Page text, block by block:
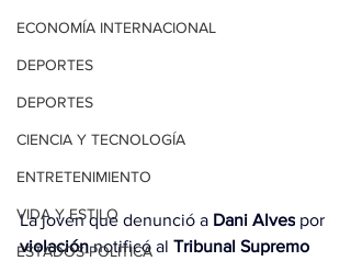
ECONOMÍA INTERNACIONAL
DEPORTES
DEPORTES
CIENCIA Y TECNOLOGÍA
ENTRETENIMIENTO
VIDA Y ESTILO
ESTADOS-POLÍTICA
La joven que denunció a Dani Alves por
violación notificó al Tribunal Supremo